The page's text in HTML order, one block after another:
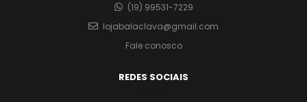
(19) 99531-7229
lojabalaclava@gmail.com
Fale conosco
REDES SOCIAIS